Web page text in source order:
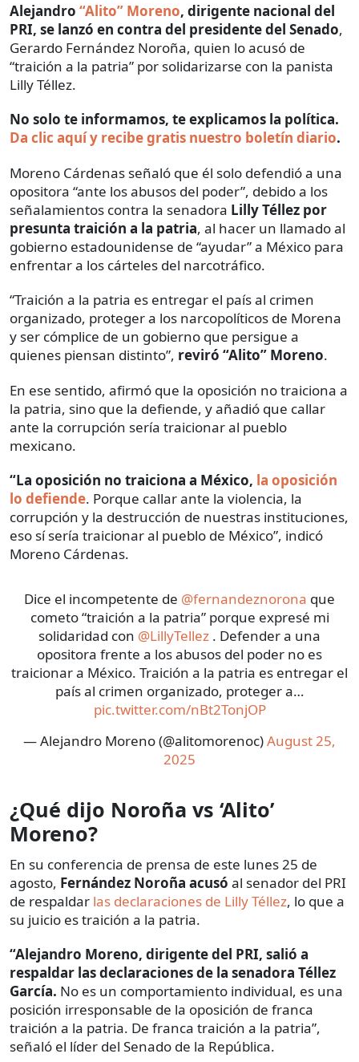
Alejandro “Alito” Moreno, dirigente nacional del
PRI, se lanzó en contra del presidente del Senado,
Gerardo Fernández Noroña, quien lo acusó de
“traición a la patria” por solidarizarse con la panista
Lilly Téllez.
No solo te informamos, te explicamos la política.
Da clic aquí y recibe gratis nuestro boletín diario.
Moreno Cárdenas señaló que él solo defendió a una
opositora “ante los abusos del poder”, debido a los
señalamientos contra la senadora Lilly Téllez por
presunta traición a la patria, al hacer un llamado al
gobierno estadounidense de “ayudar” a México para
enfrentar a los cárteles del narcotráfico.
“Traición a la patria es entregar el país al crimen
organizado, proteger a los narcopolíticos de Morena
y ser cómplice de un gobierno que persigue a
quienes piensan distinto”, reviró “Alito” Moreno.
En ese sentido, afirmó que la oposición no traiciona a
la patria, sino que la defiende, y añadió que callar
ante la corrupción sería traicionar al pueblo
mexicano.
“La oposición no traiciona a México, la oposición
lo defiende. Porque callar ante la violencia, la
corrupción y la destrucción de nuestras instituciones,
eso sí sería traicionar al pueblo de México”, indicó
Moreno Cárdenas.
Dice el incompetente de @fernandeznorona que
cometo “traición a la patria” porque expresé mi
solidaridad con @LillyTellez . Defender a una
opositora frente a los abusos del poder no es
traicionar a México. Traición a la patria es entregar el
país al crimen organizado, proteger a…
pic.twitter.com/nBt2TonjOP
— Alejandro Moreno (@alitomorenoc)August 25,
2025
¿Qué dijo Noroña vs ‘Alito’
Moreno?
En su conferencia de prensa de este lunes 25 de
agosto, Fernández Noroña acusó al senador del PRI
de respaldar las declaraciones de Lilly Téllez, lo que a
su juicio es traición a la patria.
“Alejandro Moreno, dirigente del PRI, salió a
respaldar las declaraciones de la senadora Téllez
García. No es un comportamiento individual, es una
posición irresponsable de la oposición de franca
traición a la patria. De franca traición a la patria”,
señaló el líder del Senado de la República.